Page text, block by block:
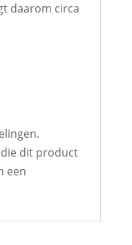
daarom circa
dit product
een